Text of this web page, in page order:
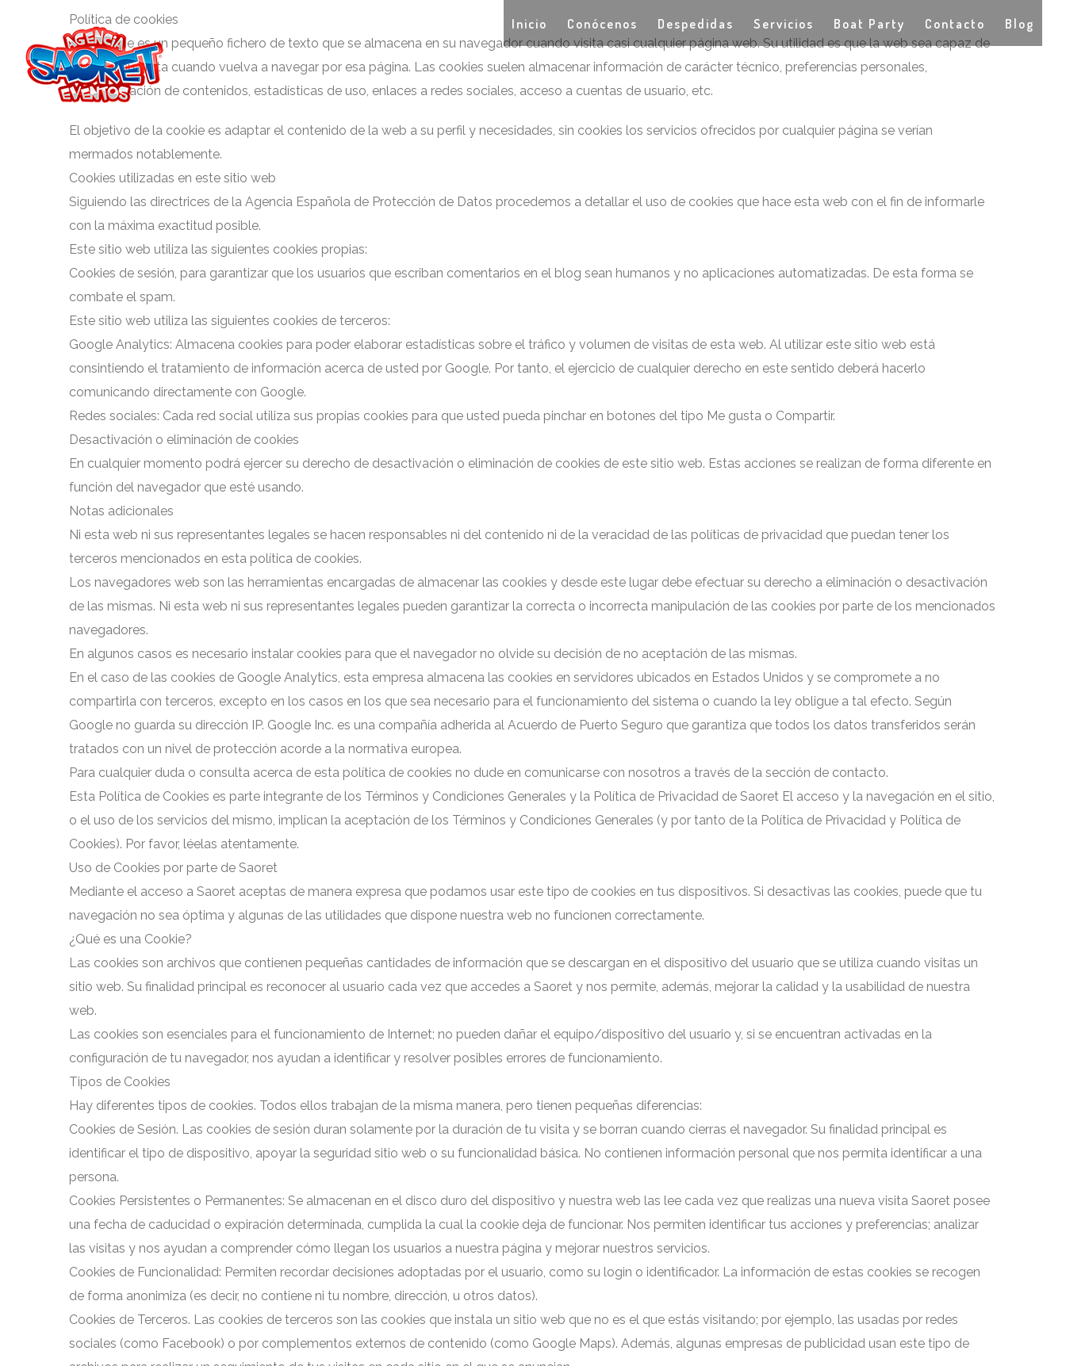
Inicio Conócenos Despedidas Servicios Boat Party Contacto Blog
Política de cookies
Una cookie es un pequeño fichero de texto que se almacena en su navegador cuando visita casi cualquier página web. Su utilidad es que la web sea capaz de
recordar su visita cuando vuelva a navegar por esa página. Las cookies suelen almacenar información de carácter técnico, preferencias personales,
personalización de contenidos, estadísticas de uso, enlaces a redes sociales, acceso a cuentas de usuario, etc.
El objetivo de la cookie es adaptar el contenido de la web a su perfil y necesidades, sin cookies los servicios ofrecidos por cualquier página se verían
mermados notablemente.
Cookies utilizadas en este sitio web
Siguiendo las directrices de la Agencia Española de Protección de Datos procedemos a detallar el uso de cookies que hace esta web con el fin de informarle
con la máxima exactitud posible.
Este sitio web utiliza las siguientes cookies propias:
Cookies de sesión, para garantizar que los usuarios que escriban comentarios en el blog sean humanos y no aplicaciones automatizadas. De esta forma se
combate el spam.
Este sitio web utiliza las siguientes cookies de terceros:
Google Analytics: Almacena cookies para poder elaborar estadísticas sobre el tráfico y volumen de visitas de esta web. Al utilizar este sitio web está
consintiendo el tratamiento de información acerca de usted por Google. Por tanto, el ejercicio de cualquier derecho en este sentido deberá hacerlo
comunicando directamente con Google.
Redes sociales: Cada red social utiliza sus propias cookies para que usted pueda pinchar en botones del tipo Me gusta o Compartir.
Desactivación o eliminación de cookies
En cualquier momento podrá ejercer su derecho de desactivación o eliminación de cookies de este sitio web. Estas acciones se realizan de forma diferente en
función del navegador que esté usando.
Notas adicionales
Ni esta web ni sus representantes legales se hacen responsables ni del contenido ni de la veracidad de las políticas de privacidad que puedan tener los
terceros mencionados en esta política de cookies.
Los navegadores web son las herramientas encargadas de almacenar las cookies y desde este lugar debe efectuar su derecho a eliminación o desactivación
de las mismas. Ni esta web ni sus representantes legales pueden garantizar la correcta o incorrecta manipulación de las cookies por parte de los mencionados
navegadores.
En algunos casos es necesario instalar cookies para que el navegador no olvide su decisión de no aceptación de las mismas.
En el caso de las cookies de Google Analytics, esta empresa almacena las cookies en servidores ubicados en Estados Unidos y se compromete a no
compartirla con terceros, excepto en los casos en los que sea necesario para el funcionamiento del sistema o cuando la ley obligue a tal efecto. Según
Google no guarda su dirección IP. Google Inc. es una compañía adherida al Acuerdo de Puerto Seguro que garantiza que todos los datos transferidos serán
tratados con un nivel de protección acorde a la normativa europea.
Para cualquier duda o consulta acerca de esta política de cookies no dude en comunicarse con nosotros a través de la sección de contacto.
Esta Política de Cookies es parte integrante de los Términos y Condiciones Generales y la Política de Privacidad de Saoret El acceso y la navegación en el sitio,
o el uso de los servicios del mismo, implican la aceptación de los Términos y Condiciones Generales (y por tanto de la Política de Privacidad y Política de
Cookies). Por favor, léelas atentamente.
Uso de Cookies por parte de Saoret
Mediante el acceso a Saoret aceptas de manera expresa que podamos usar este tipo de cookies en tus dispositivos. Si desactivas las cookies, puede que tu
navegación no sea óptima y algunas de las utilidades que dispone nuestra web no funcionen correctamente.
¿Qué es una Cookie?
Las cookies son archivos que contienen pequeñas cantidades de información que se descargan en el dispositivo del usuario que se utiliza cuando visitas un
sitio web. Su finalidad principal es reconocer al usuario cada vez que accedes a Saoret y nos permite, además, mejorar la calidad y la usabilidad de nuestra
web.
Las cookies son esenciales para el funcionamiento de Internet; no pueden dañar el equipo/dispositivo del usuario y, si se encuentran activadas en la
configuración de tu navegador, nos ayudan a identificar y resolver posibles errores de funcionamiento.
Tipos de Cookies
Hay diferentes tipos de cookies. Todos ellos trabajan de la misma manera, pero tienen pequeñas diferencias:
Cookies de Sesión. Las cookies de sesión duran solamente por la duración de tu visita y se borran cuando cierras el navegador. Su finalidad principal es
identificar el tipo de dispositivo, apoyar la seguridad sitio web o su funcionalidad básica. No contienen información personal que nos permita identificar a una
persona.
Cookies Persistentes o Permanentes: Se almacenan en el disco duro del dispositivo y nuestra web las lee cada vez que realizas una nueva visita Saoret posee
una fecha de caducidad o expiración determinada, cumplida la cual la cookie deja de funcionar. Nos permiten identificar tus acciones y preferencias; analizar
las visitas y nos ayudan a comprender cómo llegan los usuarios a nuestra página y mejorar nuestros servicios.
Cookies de Funcionalidad: Permiten recordar decisiones adoptadas por el usuario, como su login o identificador. La información de estas cookies se recogen
de forma anonimiza (es decir, no contiene ni tu nombre, dirección, u otros datos).
Cookies de Terceros. Las cookies de terceros son las cookies que instala un sitio web que no es el que estás visitando; por ejemplo, las usadas por redes
sociales (como Facebook) o por complementos externos de contenido (como Google Maps). Además, algunas empresas de publicidad usan este tipo de